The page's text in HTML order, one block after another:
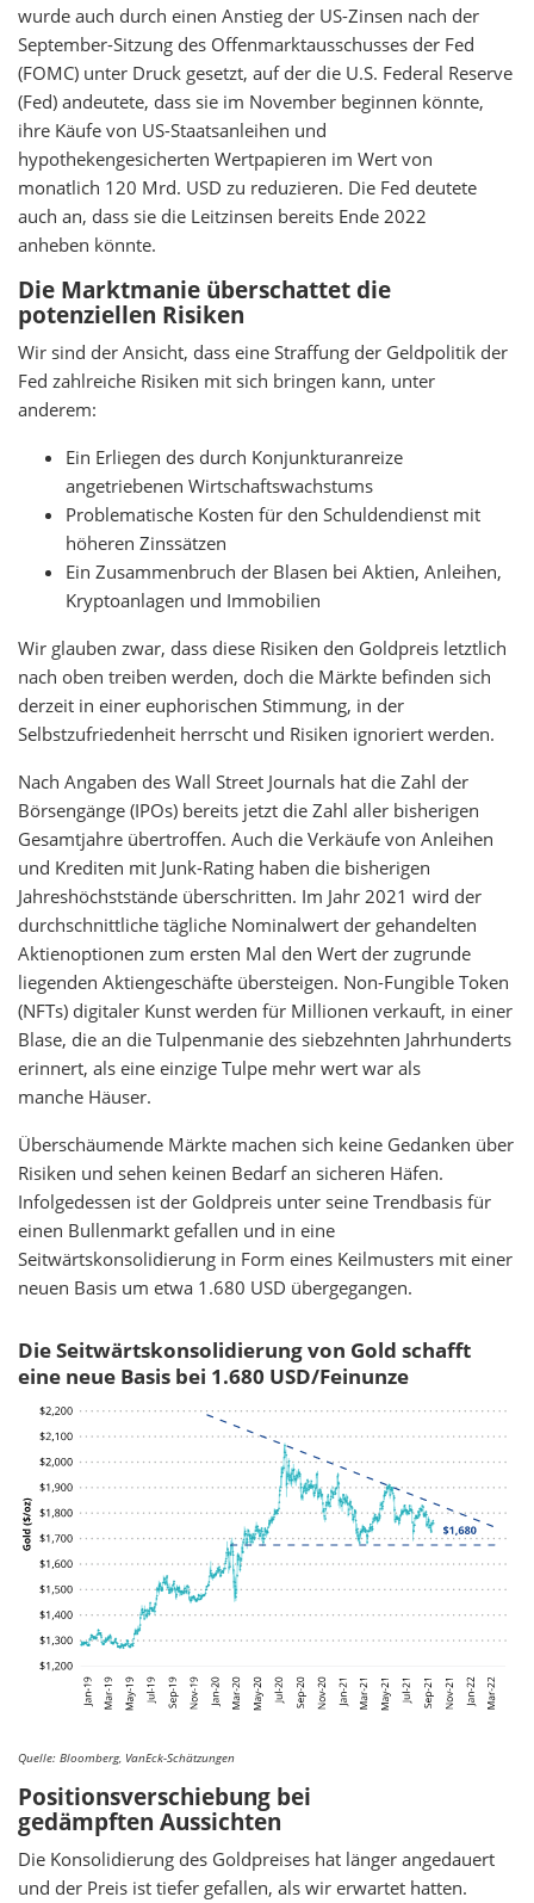
wurde auch durch einen Anstieg der US-Zinsen nach der
September-Sitzung des Offenmarktausschusses der Fed
(FOMC) unter Druck gesetzt, auf der die U.S. Federal Reserve
(Fed) andeutete, dass sie im November beginnen könnte,
ihre Käufe von US-Staatsanleihen und
hypothekengesicherten Wertpapieren im Wert von
monatlich 120 Mrd. USD zu reduzieren. Die Fed deutete
auch an, dass sie die Leitzinsen bereits Ende 2022
anheben könnte.
Die Marktmanie überschattet die
potenziellen Risiken
Wir sind der Ansicht, dass eine Straffung der Geldpolitik der
Fed zahlreiche Risiken mit sich bringen kann, unter
anderem:
Ein Erliegen des durch Konjunkturanreize
angetriebenen Wirtschaftswachstums
Problematische Kosten für den Schuldendienst mit
höheren Zinssätzen
Ein Zusammenbruch der Blasen bei Aktien, Anleihen,
Kryptoanlagen und Immobilien
Wir glauben zwar, dass diese Risiken den Goldpreis letztlich
nach oben treiben werden, doch die Märkte befinden sich
derzeit in einer euphorischen Stimmung, in der
Selbstzufriedenheit herrscht und Risiken ignoriert werden.
Nach Angaben des Wall Street Journals hat die Zahl der
Börsengänge (IPOs) bereits jetzt die Zahl aller bisherigen
Gesamtjahre übertroffen. Auch die Verkäufe von Anleihen
und Krediten mit Junk-Rating haben die bisherigen
Jahreshöchststände überschritten. Im Jahr 2021 wird der
durchschnittliche tägliche Nominalwert der gehandelten
Aktienoptionen zum ersten Mal den Wert der zugrunde
liegenden Aktiengeschäfte übersteigen. Non-Fungible Token
(NFTs) digitaler Kunst werden für Millionen verkauft, in einer
Blase, die an die Tulpenmanie des siebzehnten Jahrhunderts
erinnert, als eine einzige Tulpe mehr wert war als
manche Häuser.
Überschäumende Märkte machen sich keine Gedanken über
Risiken und sehen keinen Bedarf an sicheren Häfen.
Infolgedessen ist der Goldpreis unter seine Trendbasis für
einen Bullenmarkt gefallen und in eine
Seitwärtskonsolidierung in Form eines Keilmusters mit einer
neuen Basis um etwa 1.680 USD übergegangen.
Die Seitwärtskonsolidierung von Gold schafft
eine neue Basis bei 1.680 USD/Feinunze
Quelle: Bloomberg, VanEck-Schätzungen
Positionsverschiebung bei
gedämpften Aussichten
Die Konsolidierung des Goldpreises hat länger angedauert
und der Preis ist tiefer gefallen, als wir erwartet hatten.